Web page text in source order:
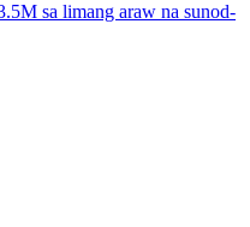
sa limang araw na sunod-